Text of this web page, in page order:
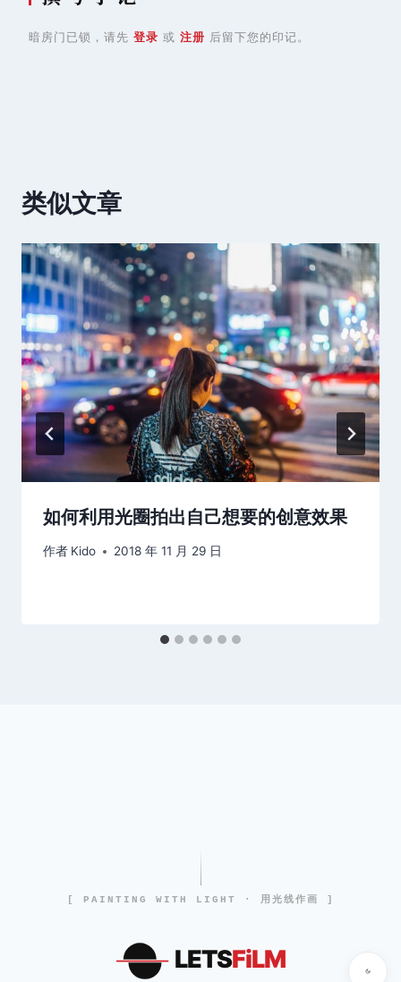
暗房门已锁，请先 登录 或 注册 后留下您的印记。
类似文章
如何利用光圈拍出自己想要的创意效果
作者 Kido 2018 年 11 月 29 日
[ PAINTING WITH LIGHT · 用光线作画 ]
LETSFiLM